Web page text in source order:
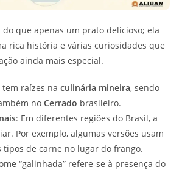
do que apenas um prato delicioso; ela
rica história e várias curiosidades que
ainda mais especial.
raízes na culinária mineira, sendo
no Cerrado brasileiro.
: Em diferentes regiões do Brasil, a
Por exemplo, algumas versões usam
tipos de carne no lugar do frango.
“galinhada” refere-se à presença do